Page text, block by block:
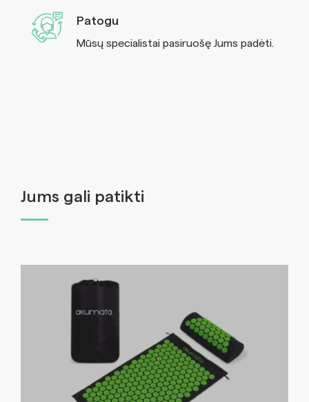
Patogu
Mūsų specialistai pasiruošę Jums padėti.
Jums gali patikti